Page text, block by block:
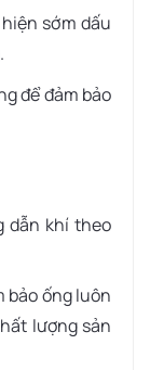
sớm dấu
để đảm bảo
dẫn khí theo
bảo ống luôn
lượng sản